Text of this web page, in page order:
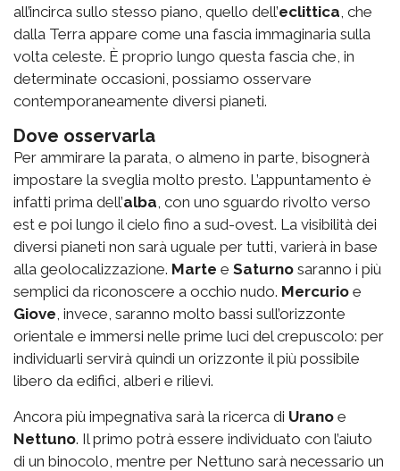
all’incirca sullo stesso piano, quello dell’eclittica , che
dalla Terra appare come una fascia immaginaria sulla
volta celeste. È proprio lungo questa fascia che, in
determinate occasioni, possiamo osservare
contemporaneamente diversi pianeti.
Dove osservarla
Per ammirare la parata, o almeno in parte, bisognerà
impostare la sveglia molto presto. L’appuntamento è
infatti prima dell’alba , con uno sguardo rivolto verso
est e poi lungo il cielo fino a sud-ovest. La visibilità dei
diversi pianeti non sarà uguale per tutti, varierà in base
alla geolocalizzazione. Marte e Saturno saranno i più
semplici da riconoscere a occhio nudo. Mercurio e
Giove , invece, saranno molto bassi sull’orizzonte
orientale e immersi nelle prime luci del crepuscolo: per
individuarli servirà quindi un orizzonte il più possibile
libero da edifici, alberi e rilievi.
Ancora più impegnativa sarà la ricerca di Urano e
Nettuno. Il primo potrà essere individuato con l’aiuto
di un binocolo, mentre per Nettuno sarà necessario un